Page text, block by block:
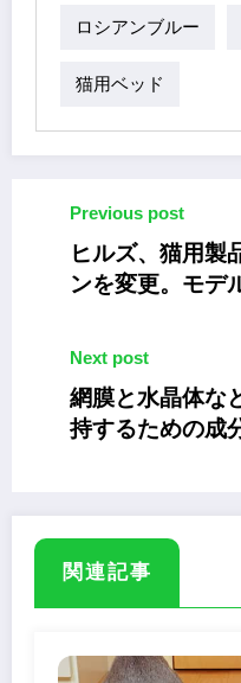
ロシアンブルー
猫用ベッド
Previous post
ヒルズ、猫用製
ンを変更。モデ
Next post
網膜と水晶体な
持するための成
関連記事